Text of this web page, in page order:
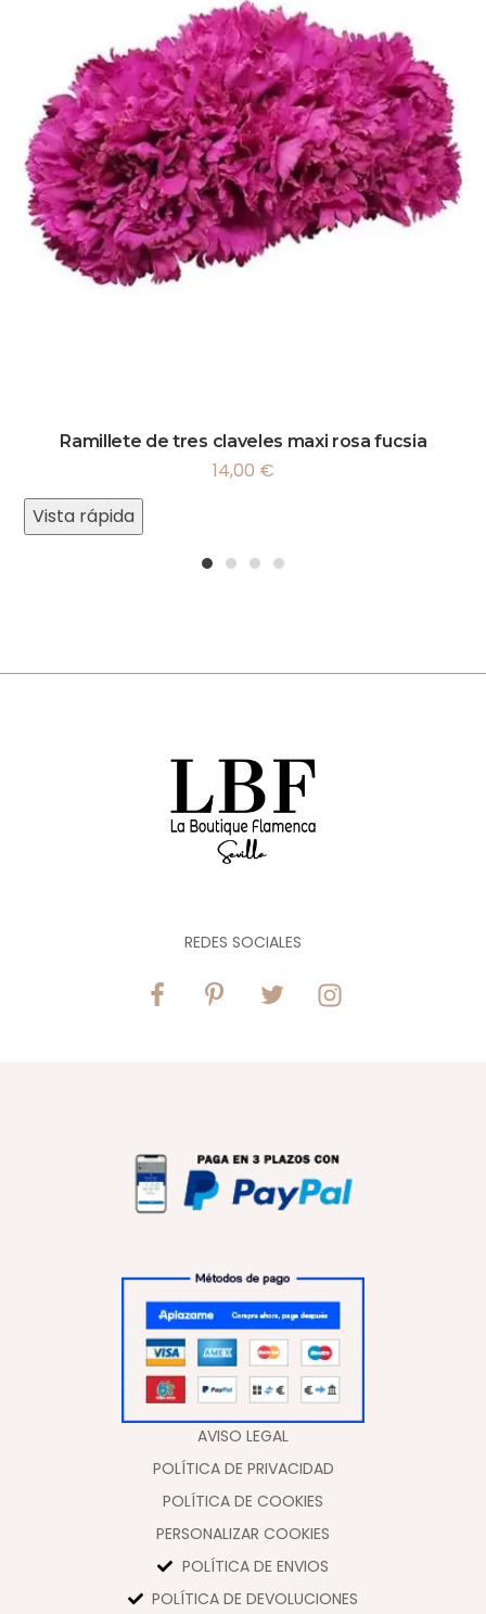
Ramillete de tres claveles maxi rosa fucsia
14,00 €
Vista rápida
REDES SOCIALES
AVISO LEGAL
POLÍTICA DE PRIVACIDAD
POLÍTICA DE COOKIES
PERSONALIZAR COOKIES
POLÍTICA DE ENVIOS
POLÍTICA DE DEVOLUCIONES